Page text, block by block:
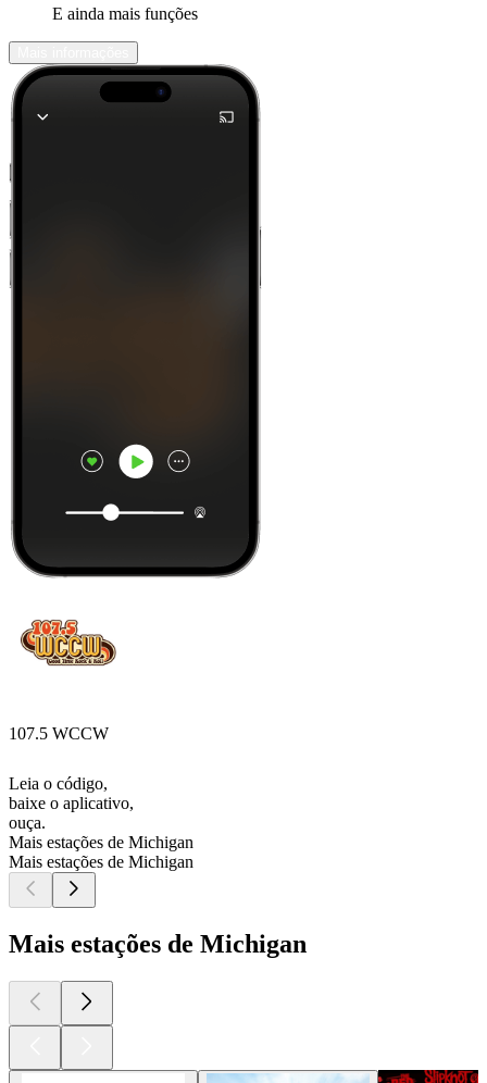
E ainda mais funções
107.5 WCCW
Leia o código,
baixe o aplicativo,
ouça.
Mais estações de Michigan
Mais estações de Michigan
Mais estações de Michigan